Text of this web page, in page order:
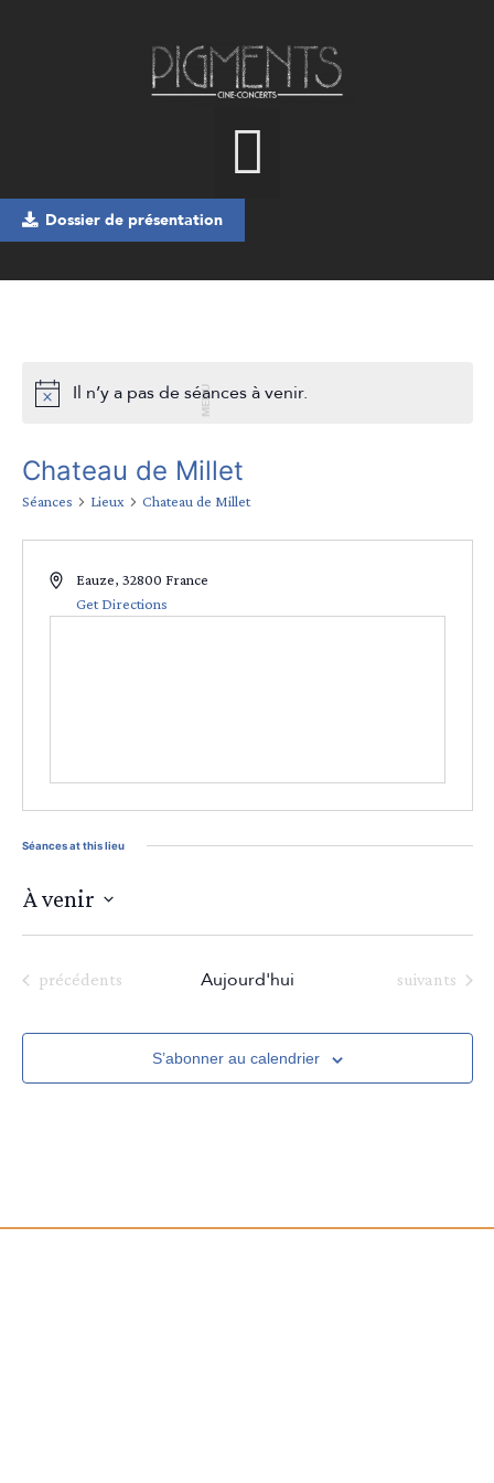
MENU
Dossier de présentation
Il n’y a pas de séances à venir.
Chateau de Millet
Séances Lieux Chateau de Millet
Eauze, 32800 France
Get Directions
Séances at this lieu
À venir
une
Séances
précédents Aujourd'hui Séances
suivants
S’abonner au calendrier